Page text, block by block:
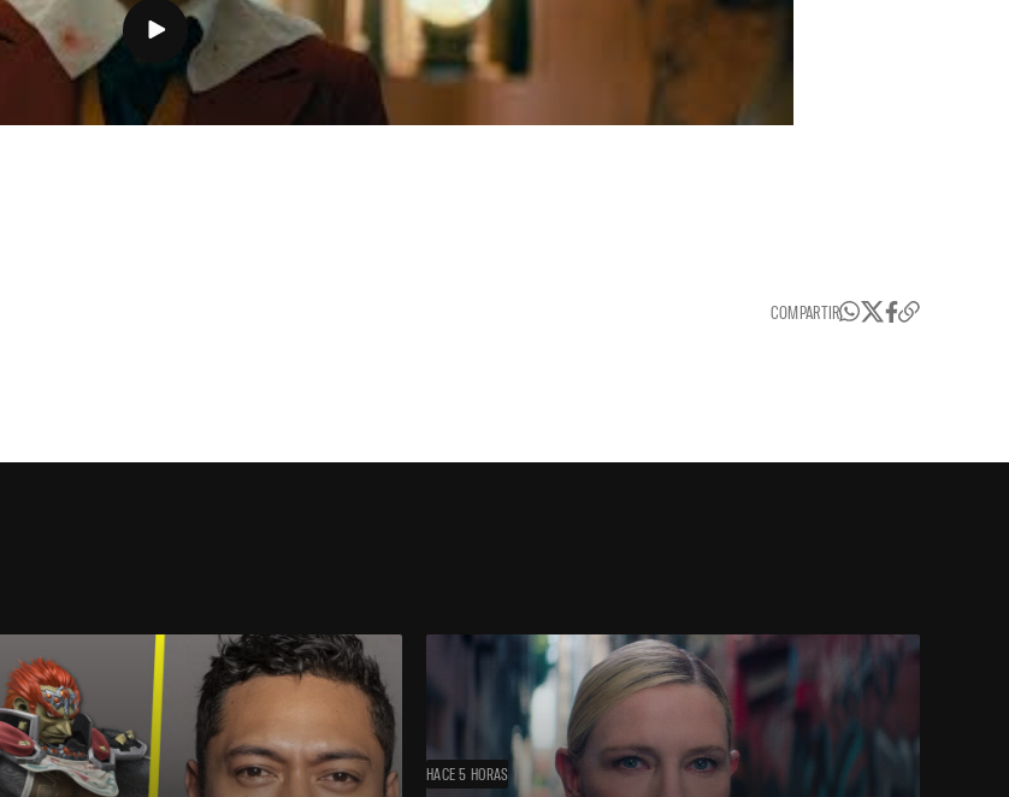
COMPARTIR
HACE 5 HORAS